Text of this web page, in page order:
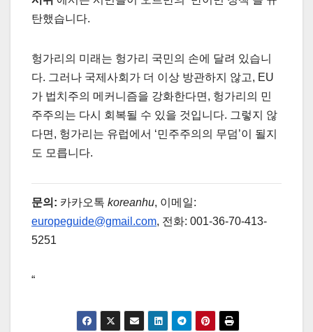
탄했습니다.
헝가리의 미래는 헝가리 국민의 손에 달려 있습니
다. 그러나 국제사회가 더 이상 방관하지 않고, EU
가 법치주의 메커니즘을 강화한다면, 헝가리의 민
주주의는 다시 회복될 수 있을 것입니다. 그렇지 않
다면, 헝가리는 유럽에서 ‘민주주의의 무덤’이 될지
도 모릅니다.
문의: 카카오톡 koreanhu, 이메일:
europeguide@gmail.com, 전화: 001-36-70-413-
5251
“